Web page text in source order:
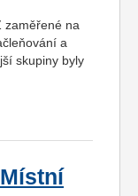
zaměřené na
a
skupiny byly